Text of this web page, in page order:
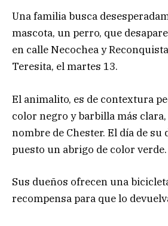
Una familia busca
mascota, un perro, que
en calle Necochea y
Teresita, el martes 13.
El animalito, es de contextura
color negro y barbilla más
nombre de Chester. El día de
puesto un abrigo de color verde.
Sus dueños ofrecen una
recompensa para que lo